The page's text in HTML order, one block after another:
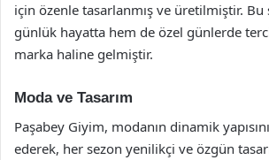
için özenle tasarlanmış ve üretilmiştir. Bu
günlük hayatta hem de özel günlerde
marka haline gelmiştir.
Moda ve Tasarım
Paşabey Giyim, modanın dinamik
ederek, her sezon yenilikçi ve özgün